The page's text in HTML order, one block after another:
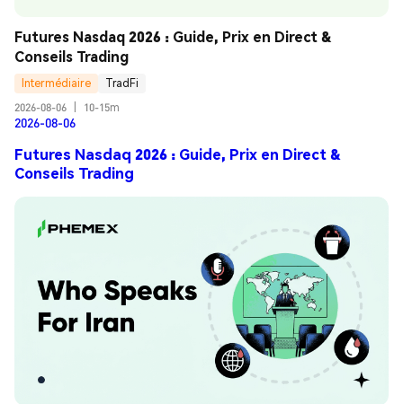
Futures Nasdaq 2026 : Guide, Prix en Direct &
Conseils Trading
Intermédiaire
TradFi
2026-08-06
10-15m
2026-08-06
Futures Nasdaq 2026 : Guide, Prix en Direct &
Conseils Trading